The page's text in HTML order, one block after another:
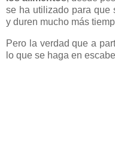
se ha utilizado para que
y duren mucho más
Pero la verdad que a
lo que se haga en